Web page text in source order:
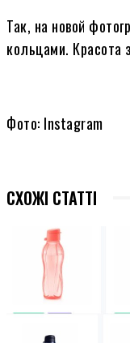
Так, на новой
кольцами. Красота
Фото: Instagram
СХОЖІ СТАТТІ